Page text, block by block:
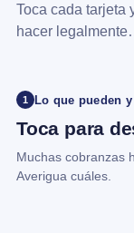
Toca cada tarjeta
hacer
1 Lo que pueden
Toca para
Muchas cobranzas
Averigua cuáles.